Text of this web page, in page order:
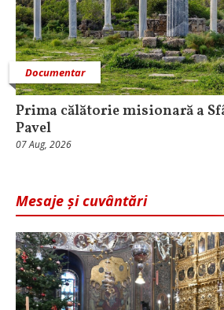
Documentar
Prima călătorie misionară a
Pavel
07 Aug, 2026
Mesaje și cuvântări